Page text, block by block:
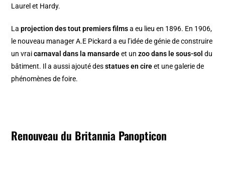
Laurel et Hardy.
La projection des tout premiers filmsa eu lieu en 1896. En 1906,
le nouveau manager A.E Pickard a eu l’idée de génie de construire
un vraicarnaval dans la mansardeet unzoo dans le sous-sol du
bâtiment. Il a aussi ajouté desstatues en cireet une galerie de
phénomènes de foire.
Renouveau du Britannia Panopticon